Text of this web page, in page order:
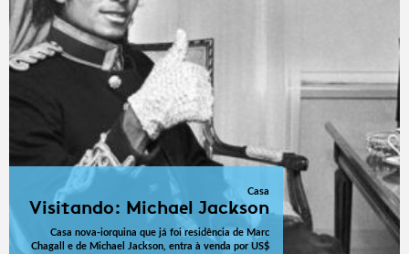
Casa
Visitando: Michael Jackson
Casa nova-iorquina que já foi residência de Marc
Chagall e de Michael Jackson, entra à venda por US$